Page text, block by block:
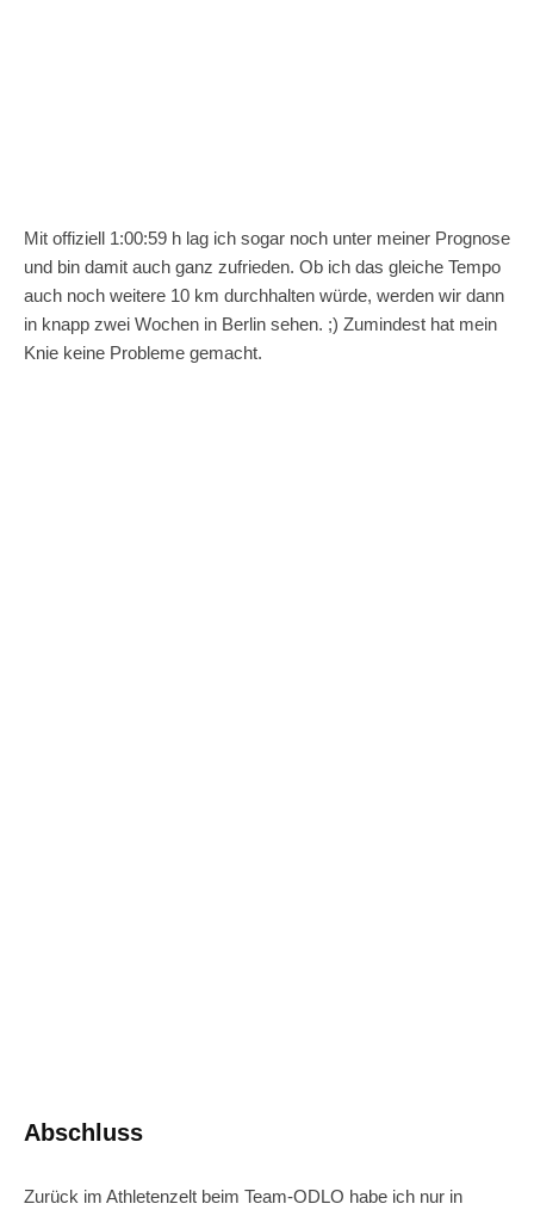
Mit offiziell 1:00:59 h lag ich sogar noch unter meiner Prognose
und bin damit auch ganz zufrieden. Ob ich das gleiche Tempo
auch noch weitere 10 km durchhalten würde, werden wir dann
in knapp zwei Wochen in Berlin sehen. ;) Zumindest hat mein
Knie keine Probleme gemacht.
Abschluss
Zurück im Athletenzelt beim Team-ODLO habe ich nur in